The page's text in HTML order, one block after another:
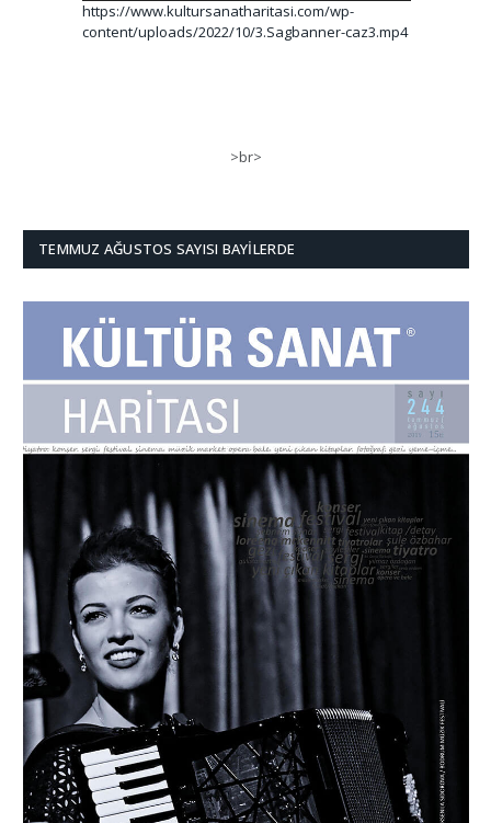
https://www.kultursanatharitasi.com/wp-
content/uploads/2022/10/3.Sagbanner-caz3.mp4
>br>
TEMMUZ AĞUSTOS SAYISI BAYILERDE